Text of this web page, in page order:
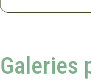
Galeries